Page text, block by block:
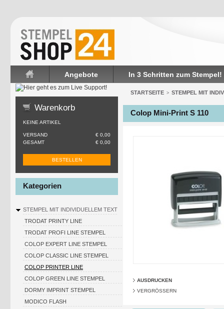
Startseite
Angebote In 3 Schritten zum Stempel!
Warenkorb
KEINE ARTIKEL
VERSAND
€ 0,00
GESAMT
€ 0,00
BESTELLEN
Kategorien
STEMPEL MIT INDIVIDUELLEM TEXT
TRODAT PRINTY LINE
TRODAT PROFI LINE STEMPEL
COLOP EXPERT LINE STEMPEL
COLOP CLASSIC LINE STEMPEL
COLOP PRINTER LINE
COLOP GREEN LINE STEMPEL
DORMY IMPRINT STEMPEL
MODICO FLASH
STARTSEITE > STEMPEL MIT
Colop Mini-Print S 110
AUSDRUCKEN
VERGRÖSSERN